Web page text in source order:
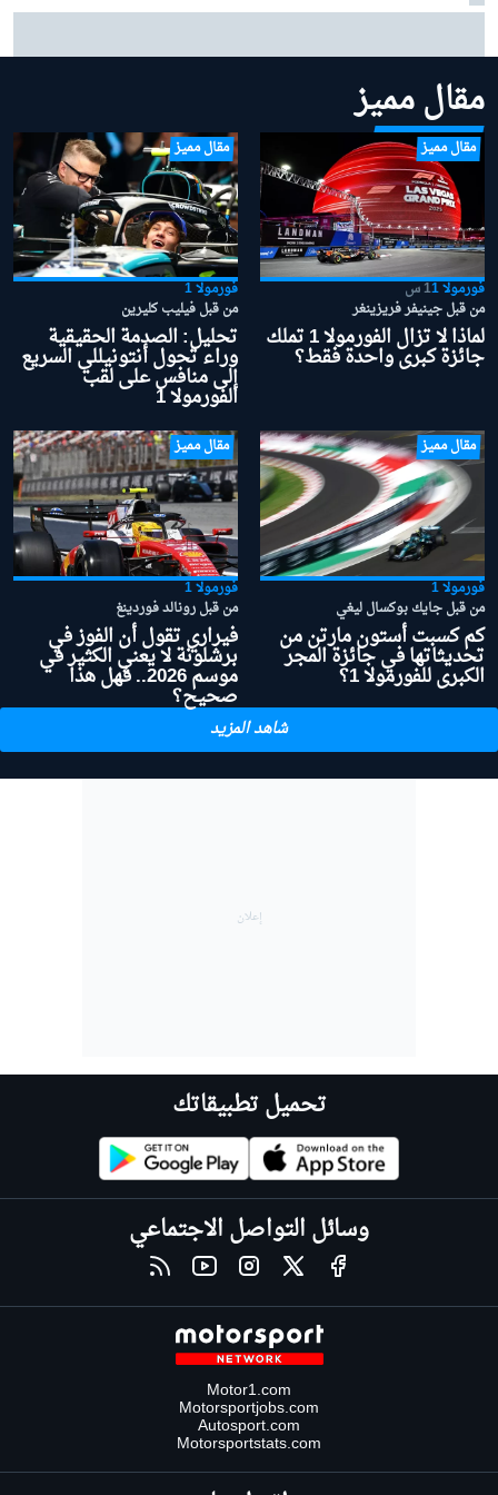
سيرجيو بيريز يكشف ما يعيق كاديلاك في موسم 2026
مقال مميز
مقال مميز
فورمولا 1 1 س
من قبل جينيفر فريزينغر
لماذا لا تزال الفورمولا 1 تملك
جائزة كبرى واحدة فقط؟
مقال مميز
فورمولا 1
من قبل فيليب كليرين
تحليل: الصدمة الحقيقية
وراء تحول أنتونيللي السريع
إلى منافس على لقب
الفورمولا 1
مقال مميز
فورمولا 1
من قبل جايك بوكسال ليغي
كم كسبت أستون مارتن من
تحديثاتها في جائزة المجر
الكبرى للفورمولا 1؟
مقال مميز
فورمولا 1
من قبل رونالد فوردينغ
فيراري تقول أن الفوز في
برشلونة لا يعني الكثير في
موسم 2026.. فهل هذا
صحيح؟
شاهد المزيد
تحميل تطبيقاتك
وسائل التواصل الاجتماعي
Motor1.com
Motorsportjobs.com
Autosport.com
Motorsportstats.com